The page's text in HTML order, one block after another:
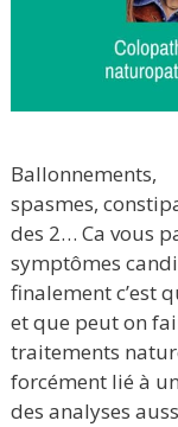
Ballonnements,
spasmes,
des 2… Ca vous
symptômes
finalement c’est
et que peut on
traitements
forcément lié à
des analyses